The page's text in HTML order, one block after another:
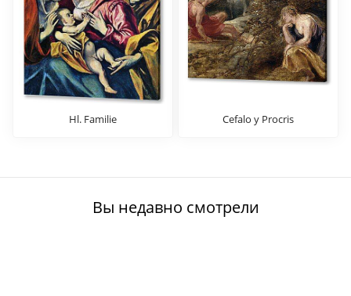
Hl. Familie Cefalo y Procris
Вы недавно смотрели